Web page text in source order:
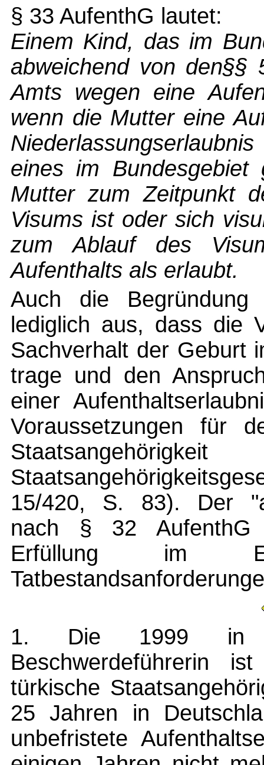
§ 33 AufenthG lautet:
Einem Kind, das im
abweichend von
Amts wegen eine
wenn die Mutter eine
eines im Bundesgebiet
Mutter zum Zeitpunkt
Visums ist oder sich
zum Ablauf des
Aufenthalts als erlaubt.
Auch die
lediglich aus, dass die
Sachverhalt der Geburt
trage und den
einer
Voraussetzungen für
15/420, S. 83). Der
nach § 32 AufenthG
Erfüllung im
1. Die 1999 in
Beschwerdeführerin
türkische
25 Jahren in
unbefristete